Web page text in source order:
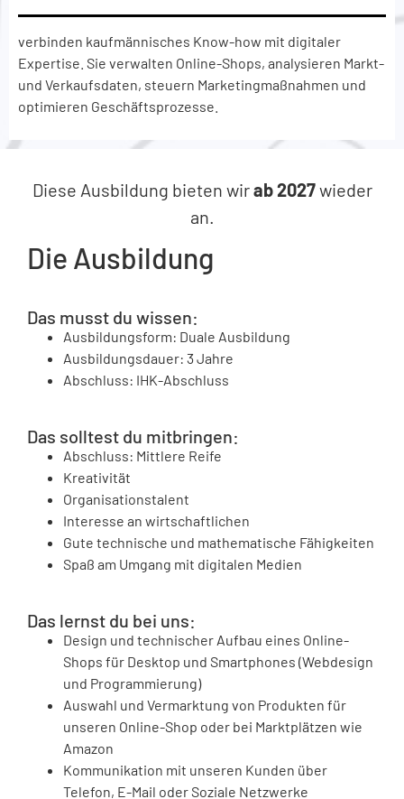
verbinden kaufmännisches Know-how mit digitaler
Expertise. Sie verwalten Online-Shops, analysieren Markt-
und Verkaufsdaten, steuern Marketingmaßnahmen und
optimieren Geschäftsprozesse.
Diese Ausbildung bieten wirab 2027wieder
an.
Die Ausbildung
Das musst du wissen:
Ausbildungsform: Duale Ausbildung
Ausbildungsdauer: 3 Jahre
Abschluss: IHK-Abschluss
Das solltest du mitbringen:
Abschluss: Mittlere Reife
Kreativität
Organisationstalent
Interesse an wirtschaftlichen
Gute technische und mathematische Fähigkeiten
Spaß am Umgang mit digitalen Medien
Das lernst du bei uns:
Design und technischer Aufbau eines Online-
Shops für Desktop und Smartphones (Webdesign
und Programmierung)
Auswahl und Vermarktung von Produkten für
unseren Online-Shop oder bei Marktplätzen wie
Amazon
Kommunikation mit unseren Kunden über
Telefon, E-Mail oder Soziale Netzwerke